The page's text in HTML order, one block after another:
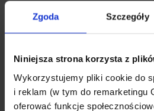
Zgoda Szczegóły
Niniejsza strona korzysta z
Wykorzystujemy pliki cookie do
i reklam (w tym do remarketingu
oferować funkcje
zabiegu. To może
ryzyko
skórnych.